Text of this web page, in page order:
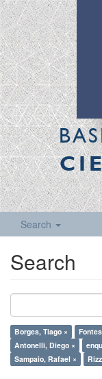
Search
Search
Borges, Tiago ×
Antonelli, Diego ×
Sampaio, Rafael ×